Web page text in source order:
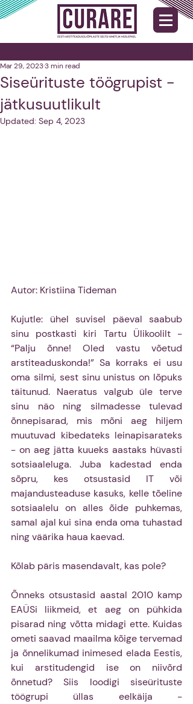
Siseürituste töögrupist -
jätkusuutlikult
Mar 29, 20233 min read
Updated: Sep 4, 2023
Autor: Kristiina Tideman
Kujutle: ühel suvisel päeval saabub
sinu postkasti kiri Tartu Ülikoolilt -
“Palju õnne! Oled vastu võetud
arstiteaduskonda!” Sa korraks ei usu
oma silmi, sest sinu unistus on lõpuks
täitunud. Naeratus valgub üle terve
sinu näo ning silmadesse tulevad
õnnepisarad, mis mõni aeg hiljem
muutuvad kibedateks leinapisarateks
- on aeg jätta kuueks aastaks hüvasti
sotsiaaleluga. Juba kadestad enda
sõpru, kes otsustasid IT või
majandusteaduse kasuks, kelle tõeline
sotsiaalelu on alles õide puhkemas,
samal ajal kui sina enda oma tuhastad
ning väärika haua kaevad.
Kõlab päris masendavalt, kas pole?
Õnneks otsustasid aastal 2010 kamp
EAÜSi liikmeid, et aeg on pühkida
pisarad ning võtta midagi ette. Kuidas
ometi saavad maailma kõige tervemad
ja õnnelikumad inimesed elada Eestis,
kui arstitudengid ise on niivõrd
õnnetud? Siis loodigi siseürituste
töögrupi üllas eelkäija -